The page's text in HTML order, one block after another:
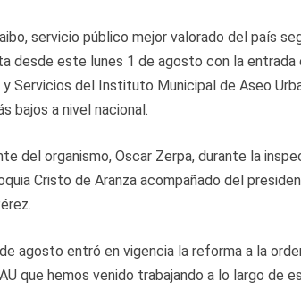
servicio público mejor valorado del país
desde este lunes 1 de agosto con la entrada
Servicios del Instituto Municipal de Aseo
bajos a nivel nacional.
del organismo, Oscar Zerpa, durante la
Cristo de Aranza acompañado del
agosto entró en vigencia la reforma a la
que hemos venido trabajando a lo largo de